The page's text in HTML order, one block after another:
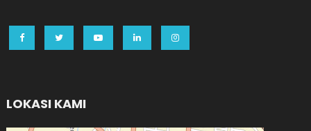
LOKASI KAMI